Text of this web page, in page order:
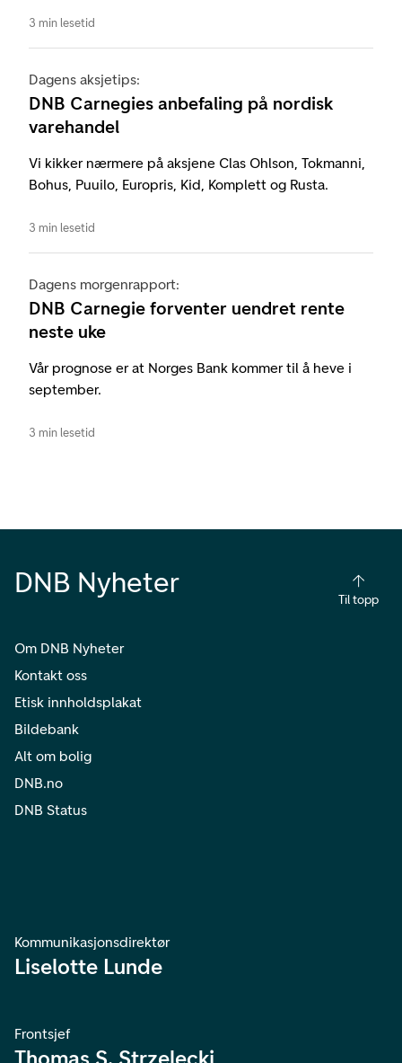
3 min lesetid
Dagens aksjetips:
DNB Carnegies anbefaling på nordisk
varehandel
Vi kikker nærmere på aksjene Clas Ohlson, Tokmanni,
Bohus, Puuilo, Europris, Kid, Komplett og Rusta.
3 min lesetid
Dagens morgenrapport:
DNB Carnegie forventer uendret rente
neste uke
Vår prognose er at Norges Bank kommer til å heve i
september.
3 min lesetid
DNB Nyheter
Til topp
Om DNB Nyheter
Kontakt oss
Etisk innholdsplakat
Bildebank
Alt om bolig
DNB.no
DNB Status
Kommunikasjonsdirektør
Liselotte Lunde
Frontsjef